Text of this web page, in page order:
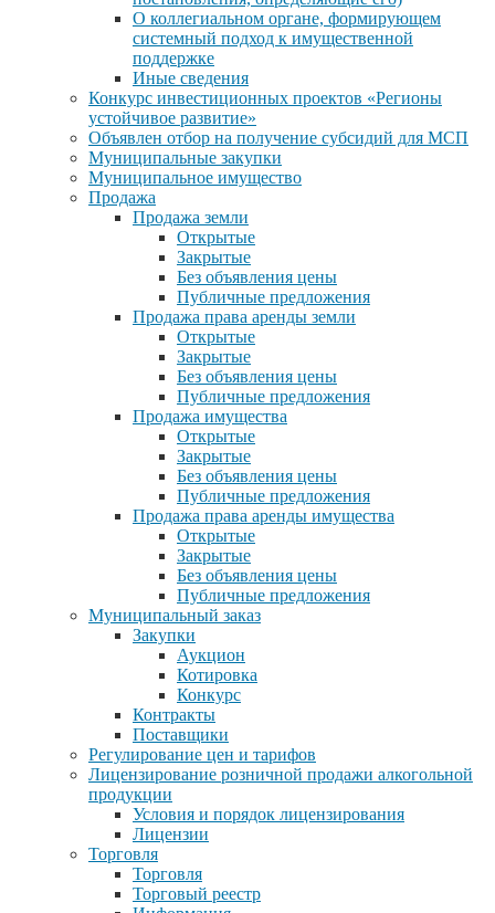
О коллегиальном органе, формирующем
системный подход к имущественной
поддержке
Иные сведения
Конкурс инвестиционных проектов «Регионы
устойчивое развитие»
Объявлен отбор на получение субсидий для МСП
Муниципальные закупки
Муниципальное имущество
Продажа
Продажа земли
Открытые
Закрытые
Без объявления цены
Публичные предложения
Продажа права аренды земли
Открытые
Закрытые
Без объявления цены
Публичные предложения
Продажа имущества
Открытые
Закрытые
Без объявления цены
Публичные предложения
Продажа права аренды имущества
Открытые
Закрытые
Без объявления цены
Публичные предложения
Муниципальный заказ
Закупки
Аукцион
Котировка
Конкурс
Контракты
Поставщики
Регулирование цен и тарифов
Лицензирование розничной продажи алкогольной
продукции
Условия и порядок лицензирования
Лицензии
Торговля
Торговля
Торговый реестр